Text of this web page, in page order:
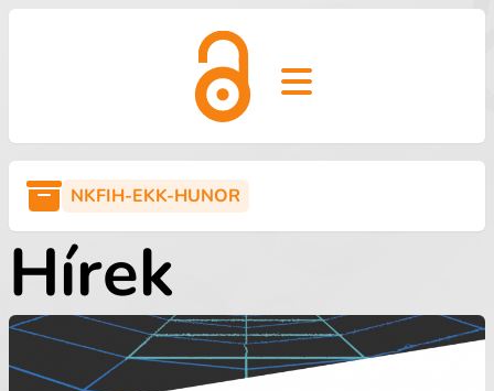
Open main menu
NKFIH-EKK-HUNOR
Hírek